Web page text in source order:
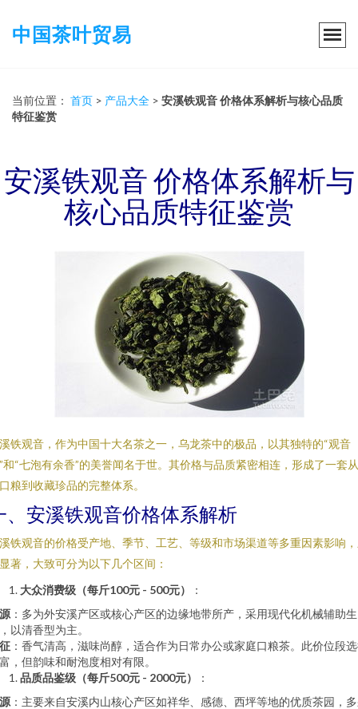
中国茶叶贸易
当前位置： 首页 > 产品大全 > 安溪铁观音 价格体系解析与核心品质
特征鉴赏
安溪铁观音 价格体系解析与
核心品质特征鉴赏
铁观音，作为中国十大名茶之一，乌龙茶中的极品，以其独特的“观音
和“七泡有余香”的美誉闻名于世。其价格与品质紧密相连，形成了一套
粮到收藏珍品的完整体系。
、安溪铁观音价格体系解析
铁观音的价格受产地、季节、工艺、等级和市场渠道等多重因素影响
著，大致可分为以下几个区间：
大众消费级（每斤100元 - 500元）
：
：多为外安溪产区或核心产区的边缘地带所产，采用现代化机械辅助生
以清香型为主。
：香气清高，滋味尚醇，适合作为日常办公或家庭口粮茶。此价位段
，但韵味和耐泡度相对有限。
品质品鉴级（每斤500元 - 2000元）
：
：主要来自安溪内山核心产区如祥华、感德、西坪等地的优质茶园，